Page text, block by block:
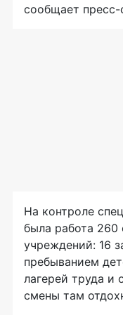
сообщает
На контроле
была работа 260
учреждений: 16
пребыванием
лагерей труда и
смены там